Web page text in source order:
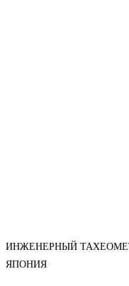
ИНЖЕНЕРНЫЙ
ЯПОНИЯ